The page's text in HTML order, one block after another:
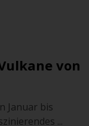
auf den
Jahr über
in den kalten